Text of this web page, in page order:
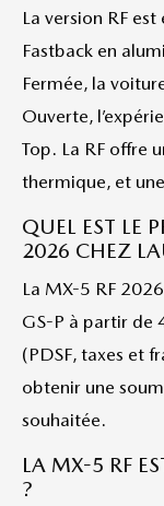
La version RF
Fastback en
Fermée, la
Ouverte,
Top. La RF offre
thermique, et
QUEL EST LE
2026 CHEZ
La MX-5 RF
GS-P à partir de
(PDSF, taxes et
obtenir une
souhaitée.
LA MX-5 RF
?